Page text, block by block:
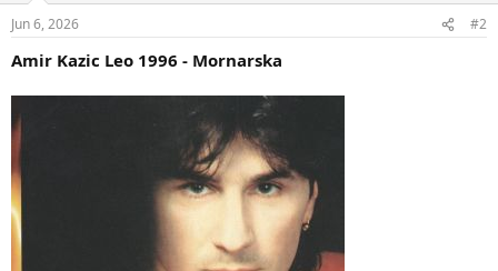
Jun 6, 2026 #2
Amir Kazic Leo 1996 - Mornarska